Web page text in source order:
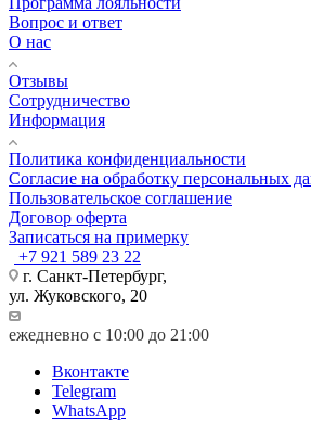
Вопрос и ответ
О нас
Отзывы
Сотрудничество
Информация
Политика конфиденциальности
Согласие на обработку персональных
Пользовательское соглашение
Договор оферта
Записаться на примерку
+7 921 589 23 22
г. Санкт-Петербург,
ул. Жуковского, 20
ежедневно с 10:00 до 21:00
Вконтакте
Telegram
WhatsApp